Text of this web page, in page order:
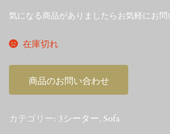
気になる商品がありましたらお気軽にお問
在庫切れ
商品のお問い合わせ
カテゴリー: 3シーター, Sofa